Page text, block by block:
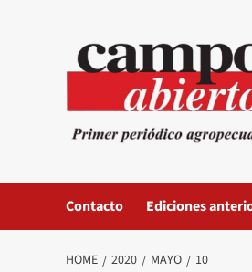
Contacto Ediciones
HOME 2020 MAYO 10